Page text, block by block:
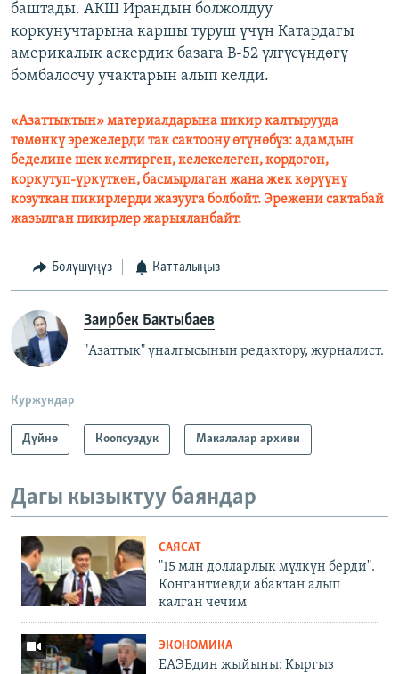
баштады. АКШ Ирандын болжолдуу
коркунучтарына каршы туруш үчүн Катардагы
америкалык аскердик базага B-52 үлгүсүндөгү
бомбалоочу учактарын алып келди.
«Азаттыктын» материалдарына пикир калтырууда
төмөнкү эрежелерди так сактоону өтүнөбүз: адамдын
беделине шек келтирген, келекелеген, кордогон,
коркутуп-үркүткөн, басмырлаган жана жек көрүүнү
козуткан пикирлерди жазууга болбойт. Эрежени сактабай
жазылган пикирлер жарыяланбайт.
Бөлүшүңүз Катталыңыз
Заирбек Бактыбаев
"Азаттык" үналгысынын редактору, журналист.
Куржундар
Дүйнө Коопсуздук Макалалар архиви
Дагы кызыктуу баяндар
САЯСАТ
"15 млн долларлык мүлкүн берди".
Конгантиевди абактан алып
калган чечим
ЭКОНОМИКА
ЕАЭБдин жыйыны: Кыргыз